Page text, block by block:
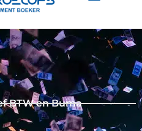
BTW en Buma